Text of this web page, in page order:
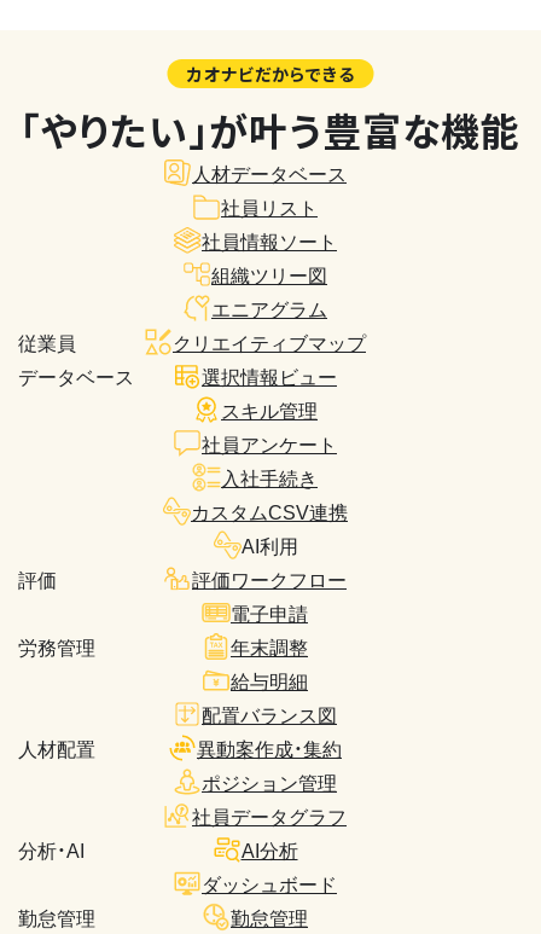
カオナビだからできる
「やりたい」が叶う豊富な機能
従業員
データベース
人材データベース
社員リスト
社員情報ソート
組織ツリー図
エニアグラム
クリエイティブマップ
選択情報ビュー
スキル管理
社員アンケート
入社手続き
カスタムCSV連携
AI利用
評価
評価ワークフロー
労務管理
電子申請
年末調整
給与明細
人材配置
配置バランス図
異動案作成・集約
ポジション管理
分析・AI
社員データグラフ
AI分析
ダッシュボード
勤怠管理
勤怠管理